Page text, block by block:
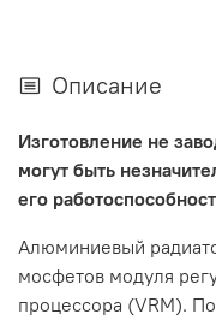
Описание
Изготовление не
могут быть
его
Алюминиевый
мосфетов модуля
процессора (VRM).